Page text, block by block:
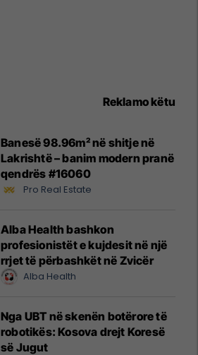
Reklamo këtu
Banesë 98.96m² në shitje në
Lakrishtë – banim modern pranë
qendrës #16060
Pro Real Estate
Alba Health bashkon
profesionistët e kujdesit në një
rrjet të përbashkët në Zvicër
Alba Health
Nga UBT në skenën botërore të
robotikës: Kosova drejt Koresë
së Jugut